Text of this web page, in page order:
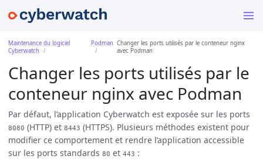
Maintenance du logiciel
Cyberwatch
Podman Changer les ports utilisés par le conteneur nginx
avec Podman
Changer les ports utilisés par le
conteneur nginx avec Podman
Par défaut, l’application Cyberwatch est exposée sur les ports
8080 (HTTP) et 8443 (HTTPS). Plusieurs méthodes existent pour
modifier ce comportement et rendre l’application accessible
sur les ports standards 80 et 443 :